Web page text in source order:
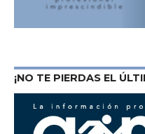
¡NO TE PIERDAS EL